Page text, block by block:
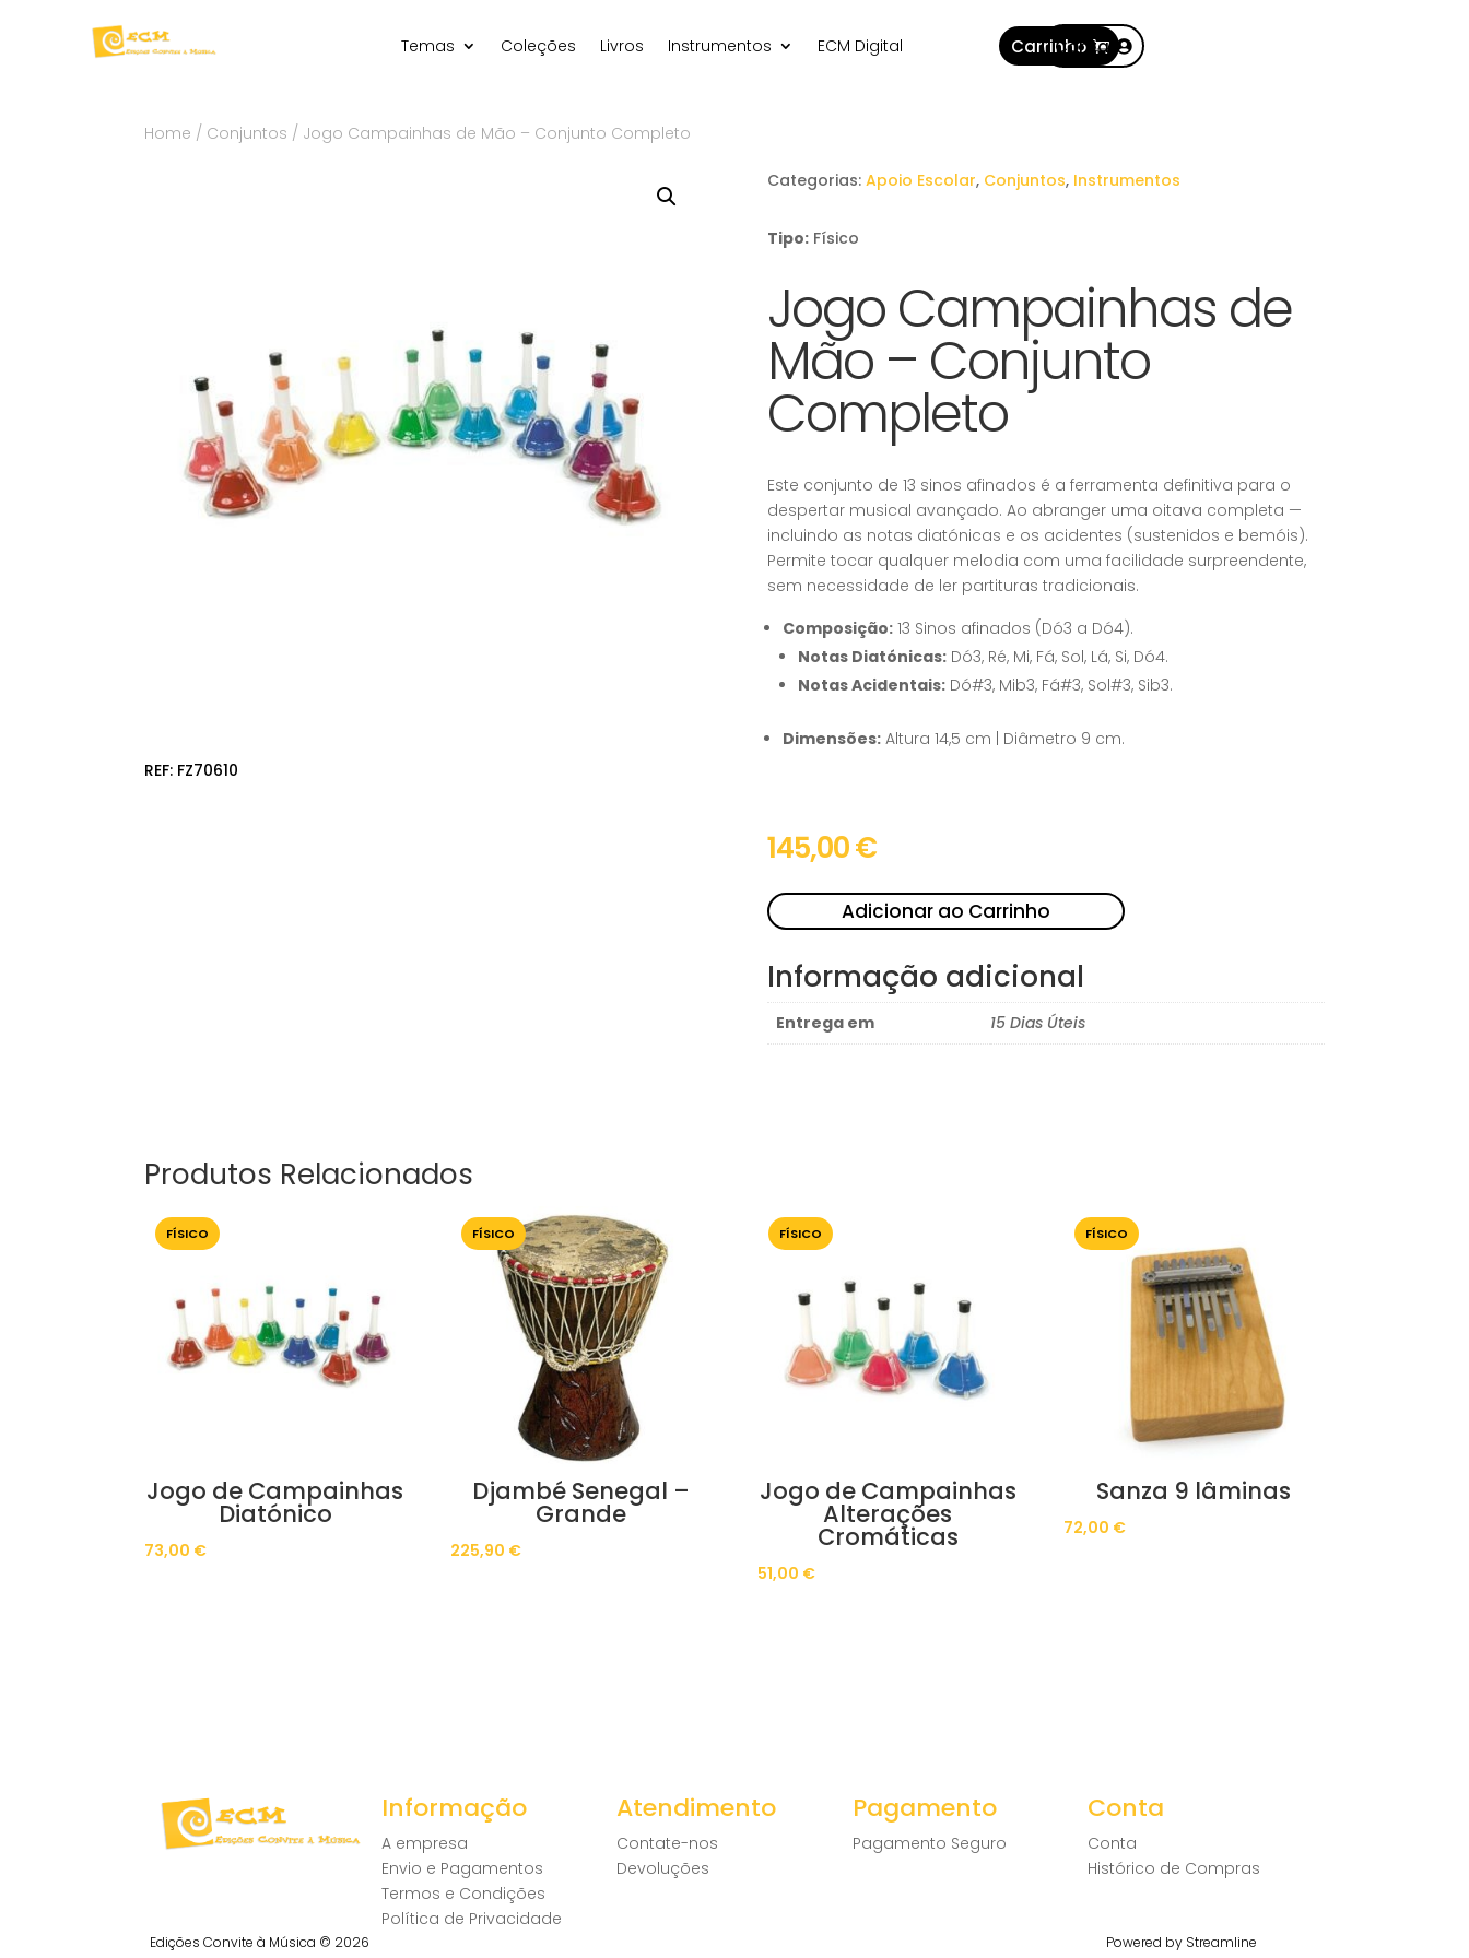
Temas Coleções Livros Instrumentos ECM Digital Carrinho
Conta
Home / Conjuntos / Jogo Campainhas de Mão – Conjunto Completo
REF: FZ70610
Categorias: Apoio Escolar, Conjuntos, Instrumentos
Tipo: Físico
Jogo Campainhas de
Mão – Conjunto
Completo
Este conjunto de 13 sinos afinados é a ferramenta definitiva para o
despertar musical avançado. Ao abranger uma oitava completa —
incluindo as notas diatónicas e os acidentes (sustenidos e bemóis).
Permite tocar qualquer melodia com uma facilidade surpreendente,
sem necessidade de ler partituras tradicionais.
Composição:13 Sinos afinados (Dó3 a Dó4).
Notas Diatónicas:Dó3, Ré, Mi, Fá, Sol, Lá, Si, Dó4.
Notas Acidentais:Dó#3, Mib3, Fá#3, Sol#3, Sib3.
Dimensões:Altura 14,5 cm | Diâmetro 9 cm.
145,00€
Adicionar ao Carrinho
Informação adicional
Entrega em 15 Dias Úteis
Produtos Relacionados
FÍSICO
Jogo de Campainhas
Diatónico
73,00 €
FÍSICO
Djambé Senegal –
Grande
225,90 €
FÍSICO
Jogo de Campainhas
Alterações
Cromáticas
51,00 €
FÍSICO
Sanza 9 lâminas
72,00 €
Informação
A empresa
Envio e Pagamentos
Termos e Condições
Política de Privacidade
Atendimento
Contate-nos
Devoluções
Pagamento
Pagamento Seguro
Conta
Conta
Histórico de Compras
Edições Convite à Música © 2026 Powered by Streamline